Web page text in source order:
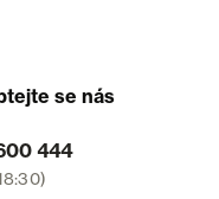
se nás
444